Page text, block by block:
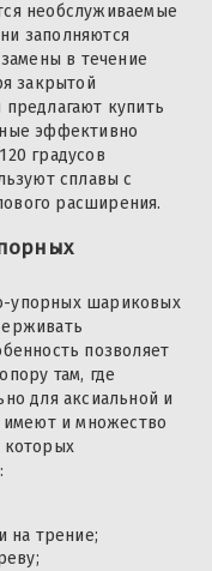
необслуживаемые
заполняются
в течение
закрытой
купить
эффективно
градусов
сплавы с
расширения.
упорных шариковых
позволяет
там, где
для аксиальной и
имеют и множество
которых
на трение;